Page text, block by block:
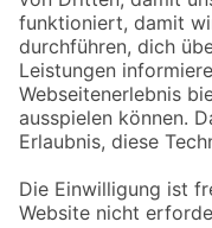
Entdecke Fressnapf
Tierversicherung
GPS-Tracker
Fressnapf Salon
Online-Shop